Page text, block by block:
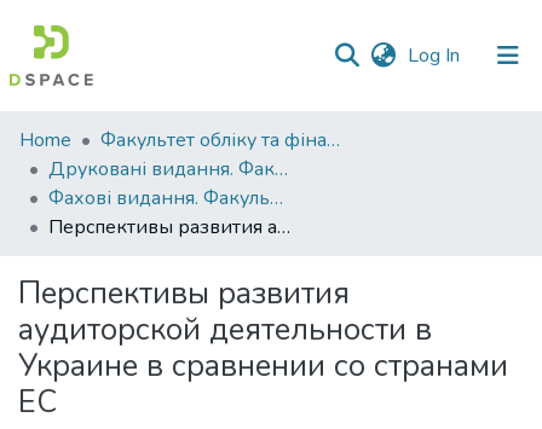
Log In (current)
Communities
&
Collections
All of DSpace
Statistics
Home
Факультет обліку та фінансів
Друковані видання. Факультет обліку та фінансів
Фахові видання. Факультет обліку та фінансів
Перспективы развития аудиторской деятельности в Украине в сравнении со странами ЕС
Перспективы развития
аудиторской деятельности в
Украине в сравнении со странами
ЕС